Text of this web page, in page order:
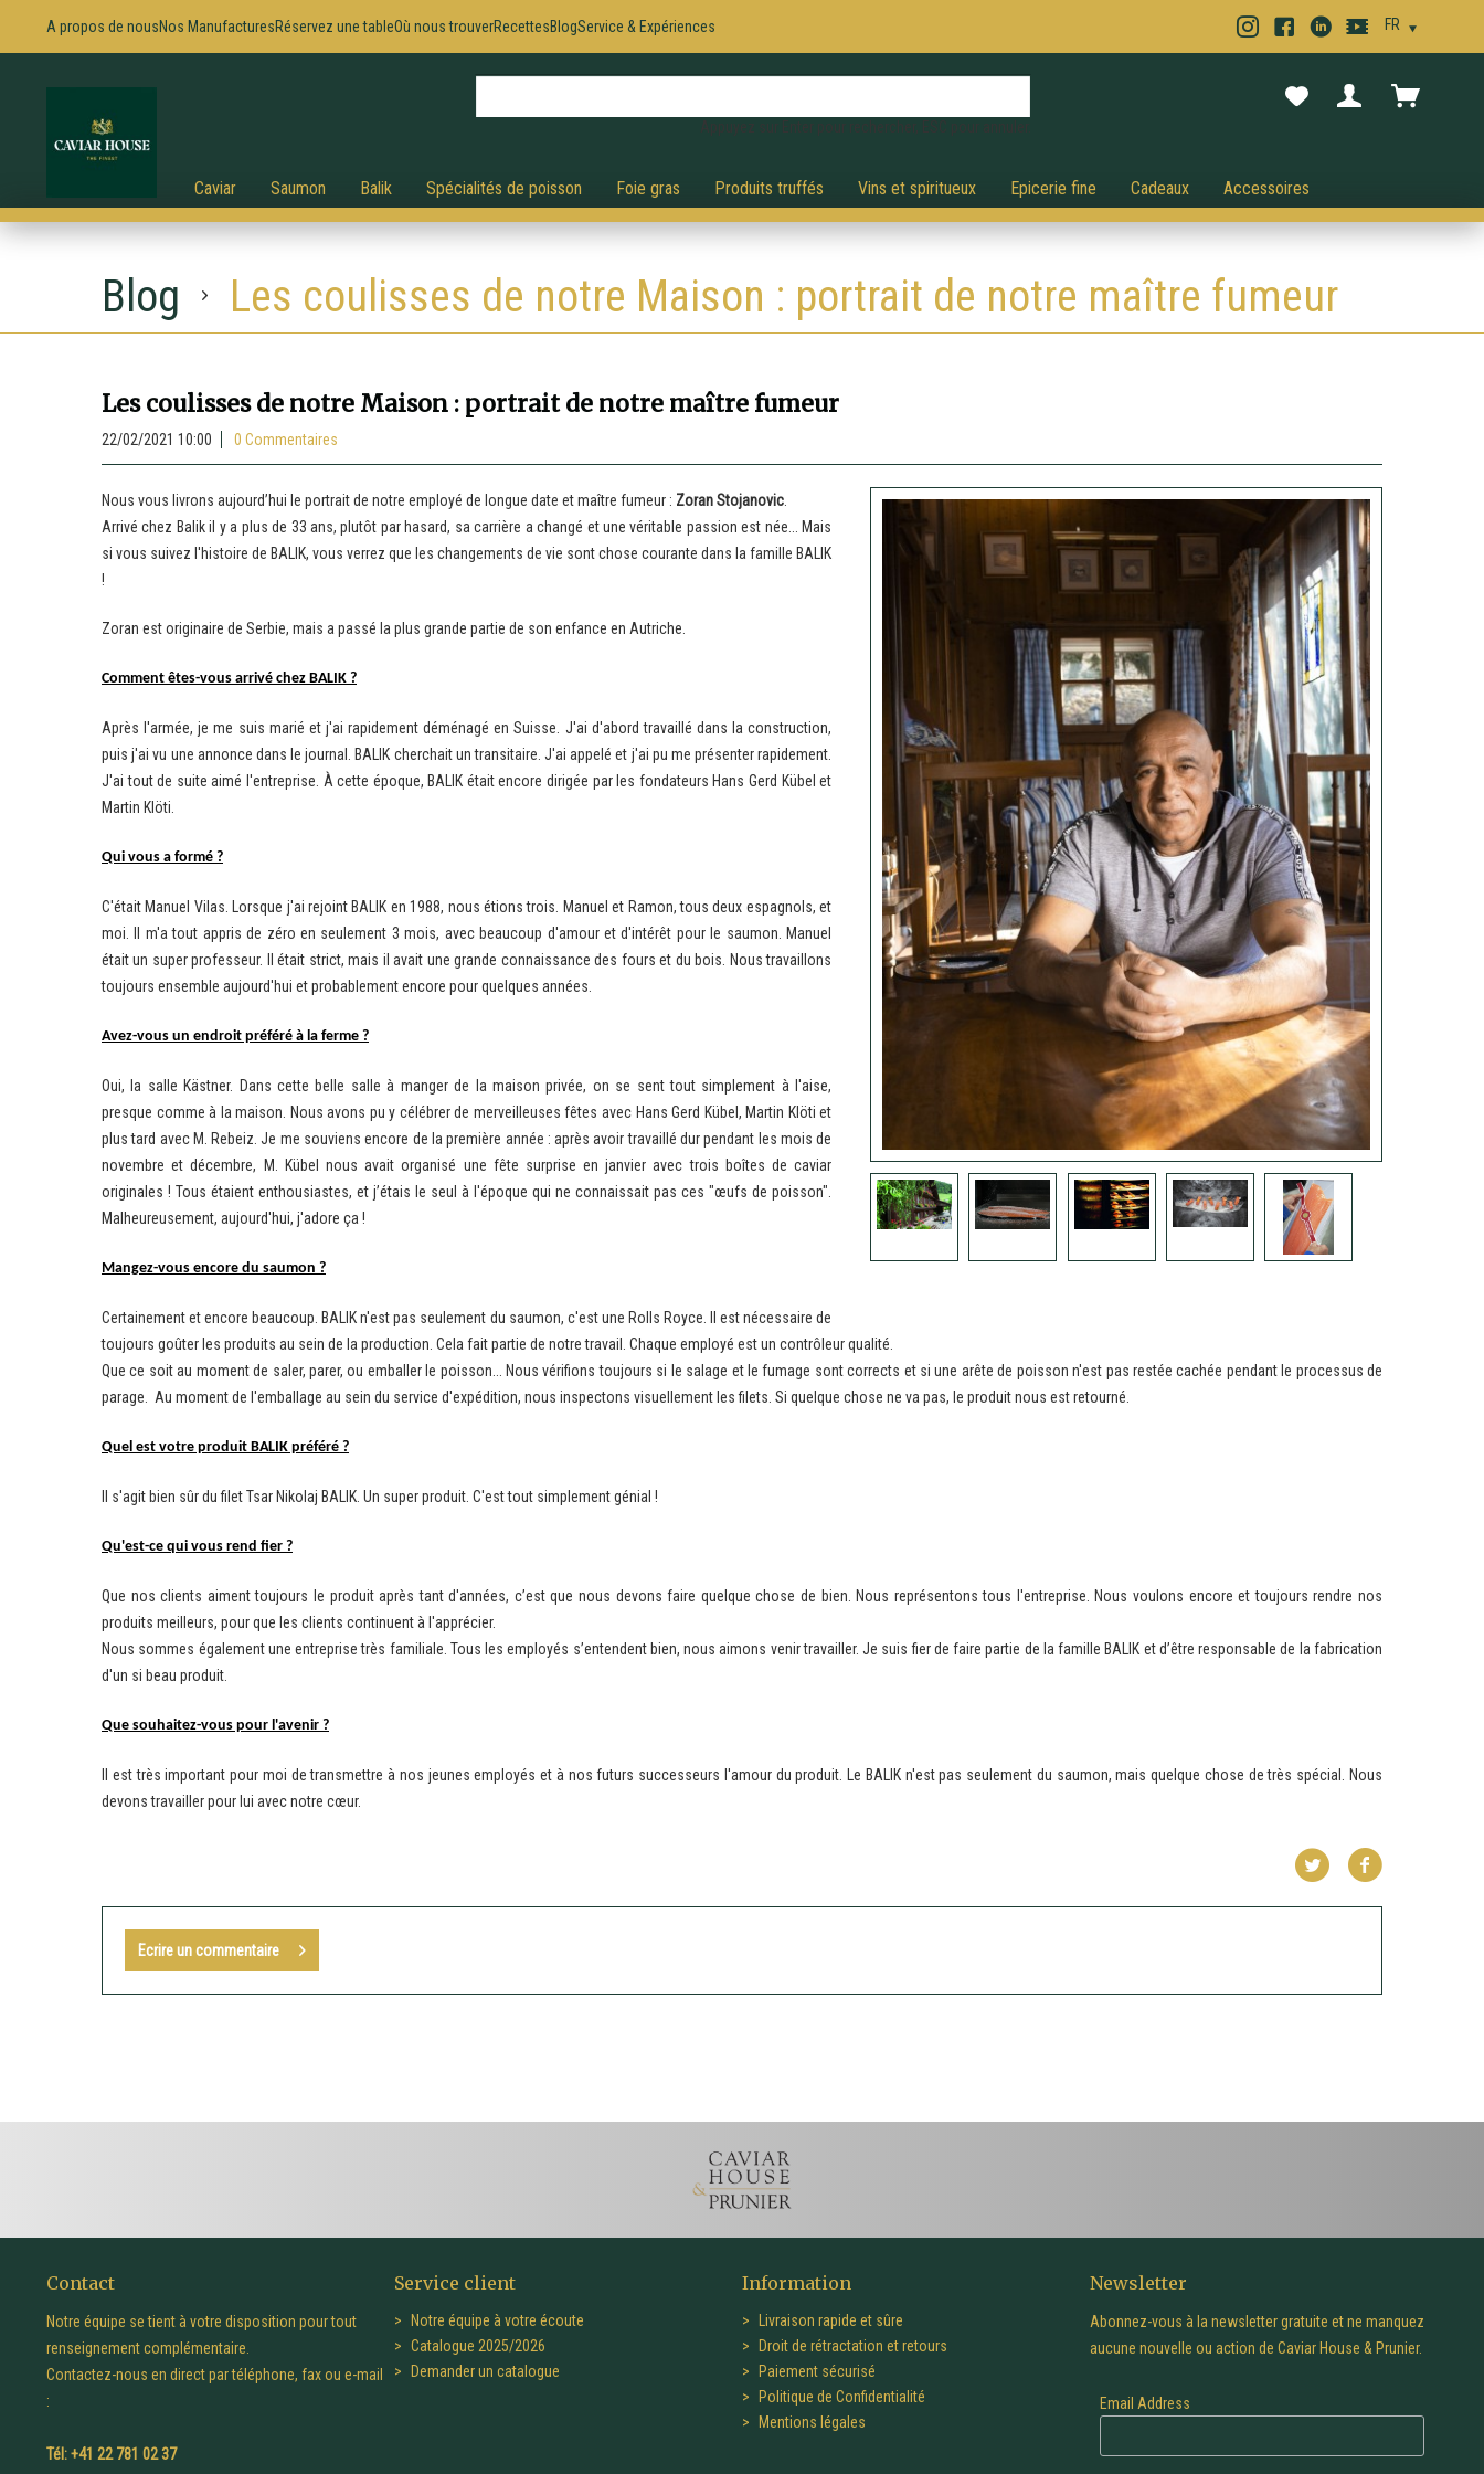
A propos de nousNos ManufacturesRéservez une tableOù nous trouverRecettesBlogService & Expériences
Caviar Saumon Balik Spécialités de poisson Foie gras Produits truffés Vins et spiritueux Epicerie fine Cadeaux Accessoires
Blog Les coulisses de notre Maison : portrait de notre maître fumeur
Les coulisses de notre Maison : portrait de notre maître fumeur
22/02/2021 10:00 0 Commentaires
Nous vous livrons aujourd’hui le portrait de notre employé de longue date et maître fumeur : Zoran Stojanovic
Arrivé chez Balik il y a plus de 33 ans, plutôt par hasard, sa carrière a changé et une véritable passion est née... Mais
si vous suivez l'histoire de BALIK, vous verrez que les changements de vie sont chose courante dans la famille BALIK
!
Zoran est originaire de Serbie, mais a passé la plus grande partie de son enfance en Autriche.
Comment êtes-vous arrivé chez BALIK ?
Après l'armée, je me suis marié et j'ai rapidement déménagé en Suisse. J'ai d'abord travaillé dans la construction,
puis j'ai vu une annonce dans le journal. BALIK cherchait un transitaire. J'ai appelé et j'ai pu me présenter rapidement.
J'ai tout de suite aimé l'entreprise. À cette époque, BALIK était encore dirigée par les fondateurs Hans Gerd Kübel et
Martin Klöti.
Qui vous a formé ?
C'était Manuel Vilas. Lorsque j'ai rejoint BALIK en 1988, nous étions trois. Manuel et Ramon, tous deux espagnols, et
moi. Il m'a tout appris de zéro en seulement 3 mois, avec beaucoup d'amour et d'intérêt pour le saumon. Manuel
était un super professeur. Il était strict, mais il avait une grande connaissance des fours et du bois. Nous travaillons
toujours ensemble aujourd'hui et probablement encore pour quelques années.
Avez-vous un endroit préféré à la ferme ?
Oui, la salle Kästner. Dans cette belle salle à manger de la maison privée, on se sent tout simplement à l'aise,
presque comme à la maison. Nous avons pu y célébrer de merveilleuses fêtes avec Hans Gerd Kübel, Martin Klöti et
plus tard avec M. Rebeiz. Je me souviens encore de la première année : après avoir travaillé dur pendant les mois de
novembre et décembre, M. Kübel nous avait organisé une fête surprise en janvier avec trois boîtes de caviar
originales ! Tous étaient enthousiastes, et j’étais le seul à l'époque qui ne connaissait pas ces "œufs de poisson".
Malheureusement, aujourd'hui, j'adore ça !
Mangez-vous encore du saumon ?
Certainement et encore beaucoup. BALIK n'est pas seulement du saumon, c'est une Rolls Royce. Il est nécessaire de
toujours goûter les produits au sein de la production. Cela fait partie de notre travail. Chaque employé est un contrôleur qualité.
Que ce soit au moment de saler, parer, ou emballer le poisson... Nous vérifions toujours si le salage et le fumage sont corrects et si une arête de poisson n'est pas restée cachée pendant le processus de
parage. Au moment de l'emballage au sein du service d'expédition, nous inspectons visuellement les filets. Si quelque chose ne va pas, le produit nous est retourné.
Quel est votre produit BALIK préféré ?
Il s'agit bien sûr du filet Tsar Nikolaj BALIK. Un super produit. C'est tout simplement génial !
Qu'est-ce qui vous rend fier ?
Que nos clients aiment toujours le produit après tant d'années, c’est que nous devons faire quelque chose de bien. Nous représentons tous l'entreprise. Nous voulons encore et toujours rendre nos
produits meilleurs, pour que les clients continuent à l'apprécier.
Nous sommes également une entreprise très familiale. Tous les employés s’entendent bien, nous aimons venir travailler. Je suis fier de faire partie de la famille BALIK et d’être responsable de la fabrication
d'un si beau produit.
Que souhaitez-vous pour l'avenir ?
Il est très important pour moi de transmettre à nos jeunes employés et à nos futurs successeurs l'amour du produit. Le BALIK n'est pas seulement du saumon, mais quelque chose de très spécial. Nous
devons travailler pour lui avec notre cœur.
Ecrire un commentaire
Contact
Notre équipe se tient à votre disposition pour tout
renseignement complémentaire.
Contactez-nous en direct par téléphone, fax ou e-mail
:
Tél: +41 22 781 02 37
Service client
Notre équipe à votre écoute
Catalogue 2025/2026
Demander un catalogue
Information
Livraison rapide et sûre
Droit de rétractation et retours
Paiement sécurisé
Politique de Confidentialité
Mentions légales
Newsletter
Abonnez-vous à la newsletter gratuite et ne manquez
aucune nouvelle ou action de Caviar House & Prunier.
Email Address